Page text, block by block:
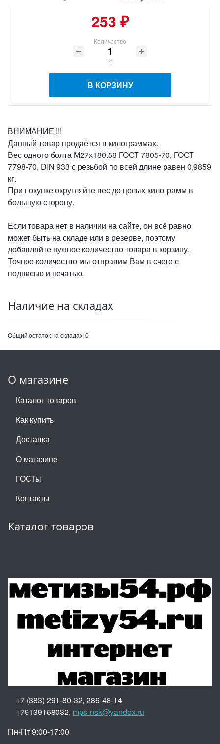
253 ₽
Количество
кг
В КОРЗИНУ
ВНИМАНИЕ !!!
Данный товар продаётся в килограммах.
Вес одного болта М27х180.58 ГОСТ 7805-70, ГОСТ
7798-70, DIN 933 с резьбой по всей длине равен 0,9859
кг.
При покупке округляйте вес до целых килограмм в
большую сторону.
Если товара нет в наличии на сайте, он всё равно
может быть на складе или в резерве, поэтому
добавляйте нужное количество товара в корзину.
Точное количество мы отправим Вам в счете с
подписью и печатью.
Наличие на складах
Общий остаток на складах:0
О магазине
Каталог товаров
Как купить
Доставка
О магазине
ГОСТы
Контакты
Каталог товаров
+7 (383) 291-80-32, 286-48-14
+79139158032, mps-nsk@yandex.ru
Пн-Пт 9:00-17:00